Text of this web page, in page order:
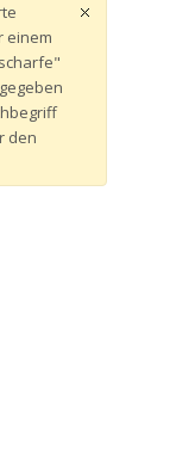
einem
den